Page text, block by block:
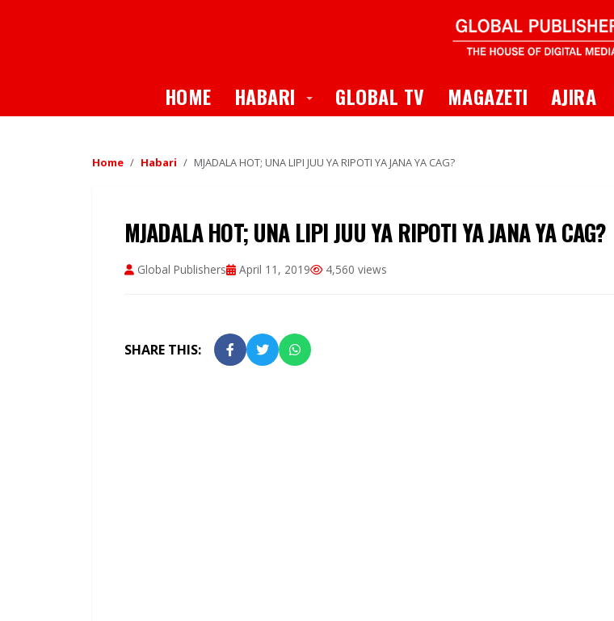
HOME HABARI Toggle Dropdown
GLOBAL TV MAGAZETI AJIRA
Home Habari MJADALA HOT; UNA LIPI JUU YA RIPOTI YA JANA YA CAG?
MJADALA HOT; UNA LIPI JUU YA RIPOTI YA JANA YA CAG?
Global Publishers April 11, 2019 4,560 views
SHARE THIS: